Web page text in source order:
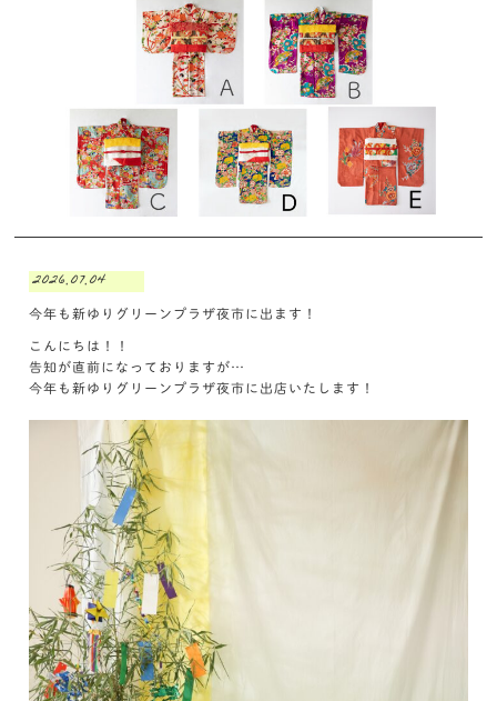
2026.07.04
今年も新ゆりグリーンプラザ夜市に出ます！
こんにちは！！
告知が直前になっておりますが…
今年も新ゆりグリーンプラザ夜市に出店いたします！